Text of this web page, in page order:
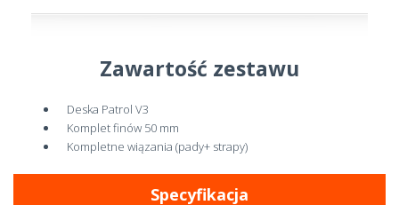
Zawartość zestawu
Deska Patrol V3
Komplet finów 50 mm
Kompletne wiązania (pady+ strapy)
Specyfikacja